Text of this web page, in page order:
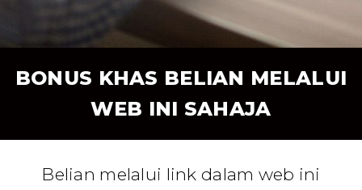
BONUS KHAS BELIAN MELALUI
WEB INI SAHAJA
Belian melalui link dalam web ini